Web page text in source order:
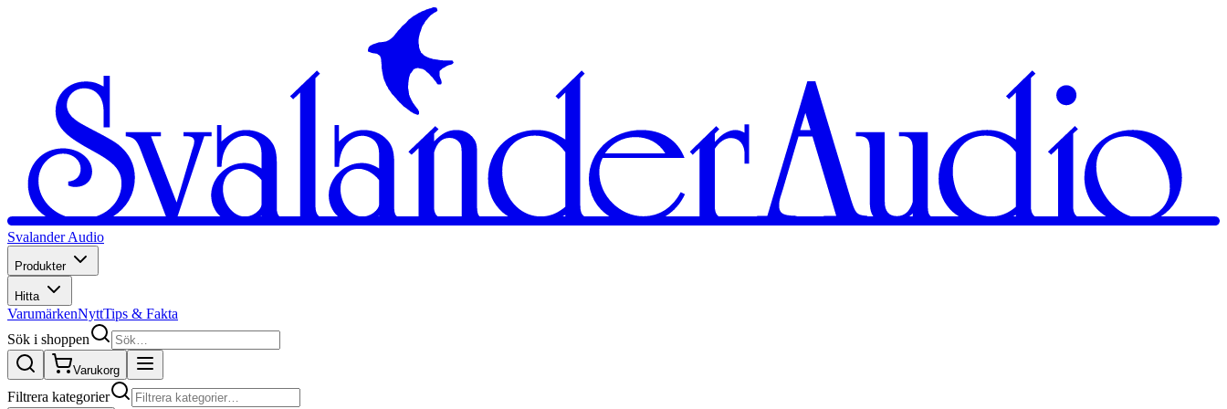
Svalander Audio
Produkter
Hitta
VarumärkenNyttTips & Fakta
Sök i shoppen
Varukorg
Filtrera kategorier